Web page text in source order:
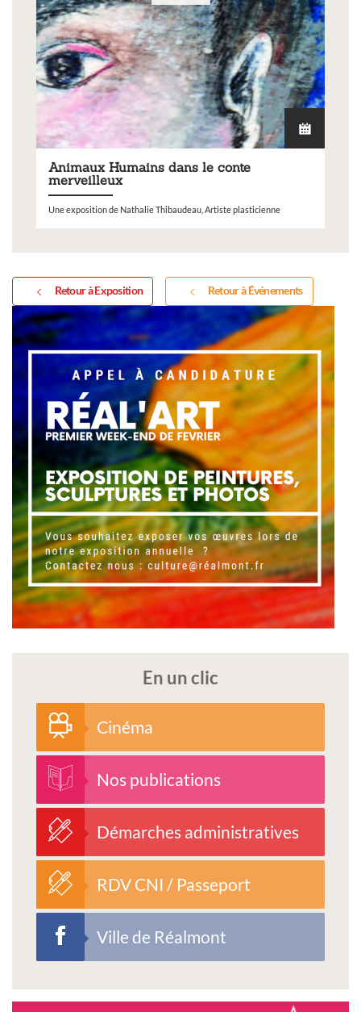
Animaux Humains dans le conte
merveilleux
Une exposition de Nathalie Thibaudeau, Artiste plasticienne
Retour à Exposition Retour à Événements
En un clic
Cinéma
Nos publications
Démarches administratives
RDV CNI / Passeport
Ville de Réalmont